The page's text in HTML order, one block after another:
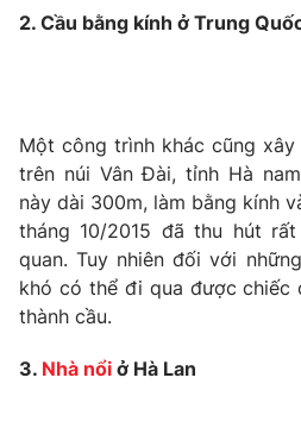
Video
VTV Sức khoẻ
Thị trường 24h
VTV4
VTV9
2. Cầu bằng kính ở Trung
Một công trình khác cũng
trên núi Vân Đài, tỉnh Hà
này dài 300m, làm bằng kính
tháng 10/2015 đã thu hút
quan. Tuy nhiên đối với
khó có thể đi qua được chiếc
thành cầu.
3. Nhà nổi ở Hà Lan